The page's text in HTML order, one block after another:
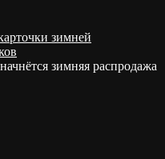
зимней
зимняя распродажа